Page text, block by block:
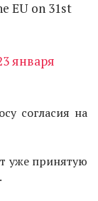
EU on 31st
января
согласия на
уже принятую